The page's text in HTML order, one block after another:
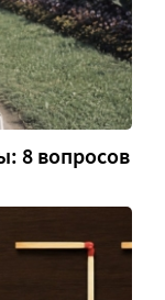
8 вопросов